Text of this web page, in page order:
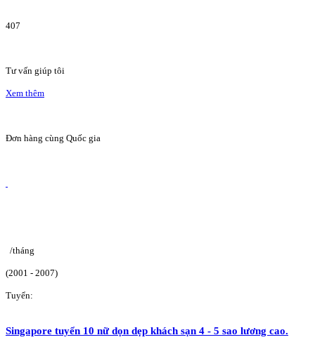
407
Tư vấn giúp tôi
Xem thêm
Đơn hàng cùng Quốc gia
/tháng
(2001 - 2007)
Tuyển:
Singapore tuyển 10 nữ dọn dẹp khách sạn 4 - 5 sao lương cao.